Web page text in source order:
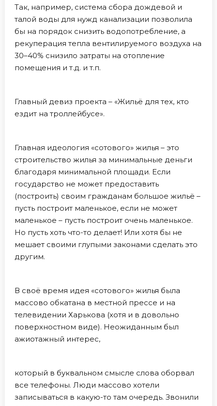
Так, например, система сбора дождевой и
талой воды для нужд канализации позволила
бы на порядок снизить водопотребление, а
рекуперация тепла вентилируемого воздуха на
30–40% снизило затраты на отопление
помещения и т.д. и т.п.
Главный девиз проекта – «Жильё для тех, кто
ездит на троллейбусе».
Главная идеология «сотового» жилья – это
строительство жилья за минимальные деньги
благодаря минимальной площади. Если
государство не может предоставить
(построить) своим гражданам большое жильё –
пусть построит маленькое, если не может
маленькое – пусть построит очень маленькое.
Но пусть хоть что-то делает! Или хотя бы не
мешает своими глупыми законами сделать это
другим.
В своё время идея «сотового» жилья была
массово обкатана в местной прессе и на
телевидении Харькова (хотя и в довольно
поверхностном виде). Неожиданным был
ажиотажный интерес,
который в буквальном смысле слова оборвал
все телефоны. Люди массово хотели
записываться в какую-то там очередь. Звонили